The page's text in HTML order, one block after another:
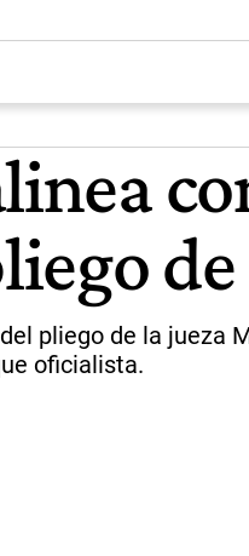
pliego de la jueza
oficialista.